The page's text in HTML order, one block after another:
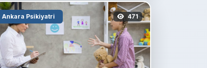
Ankara Psikiyatri 471